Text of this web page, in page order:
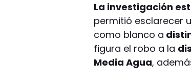
La investigación
permitió esclarecer
como blanco a
figura el robo a la
Media Agua,